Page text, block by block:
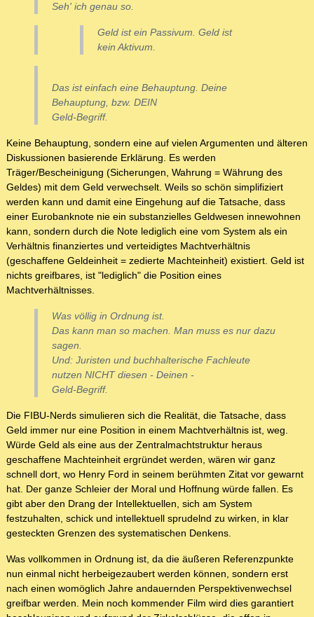
Seh' ich genau so.
Geld ist ein Passivum. Geld ist
kein Aktivum.
Das ist einfach eine Behauptung. Deine
Behauptung, bzw. DEIN
Geld-Begriff.
Keine Behauptung, sondern eine auf vielen Argumenten und älteren
Diskussionen basierende Erklärung. Es werden
Träger/Bescheinigung (Sicherungen, Wahrung = Währung des
Geldes) mit dem Geld verwechselt. Weils so schön simplifiziert
werden kann und damit eine Eingehung auf die Tatsache, dass
einer Eurobanknote nie ein substanzielles Geldwesen innewohnen
kann, sondern durch die Note lediglich eine vom System als ein
Verhältnis finanziertes und verteidigtes Machtverhältnis
(geschaffene Geldeinheit = zedierte Machteinheit) existiert. Geld ist
nichts greifbares, ist "lediglich" die Position eines
Machtverhältnisses.
Was völlig in Ordnung ist.
Das kann man so machen. Man muss es nur dazu
sagen.
Und: Juristen und buchhalterische Fachleute
nutzen NICHT diesen - Deinen -
Geld-Begriff.
Die FIBU-Nerds simulieren sich die Realität, die Tatsache, dass
Geld immer nur eine Position in einem Machtverhältnis ist, weg.
Würde Geld als eine aus der Zentralmachtstruktur heraus
geschaffene Machteinheit ergründet werden, wären wir ganz
schnell dort, wo Henry Ford in seinem berühmten Zitat vor gewarnt
hat. Der ganze Schleier der Moral und Hoffnung würde fallen. Es
gibt aber den Drang der Intellektuellen, sich am System
festzuhalten, schick und intellektuell sprudelnd zu wirken, in klar
gesteckten Grenzen des systematischen Denkens.
Was vollkommen in Ordnung ist, da die äußeren Referenzpunkte
nun einmal nicht herbeigezaubert werden können, sondern erst
nach einen womöglich Jahre andauernden Perspektivenwechsel
greifbar werden. Mein noch kommender Film wird dies garantiert